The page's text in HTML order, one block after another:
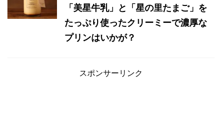
「美星牛乳」と「星の里たまご」を
たっぷり使ったクリーミーで濃厚な
プリンはいかが？
スポンサーリンク